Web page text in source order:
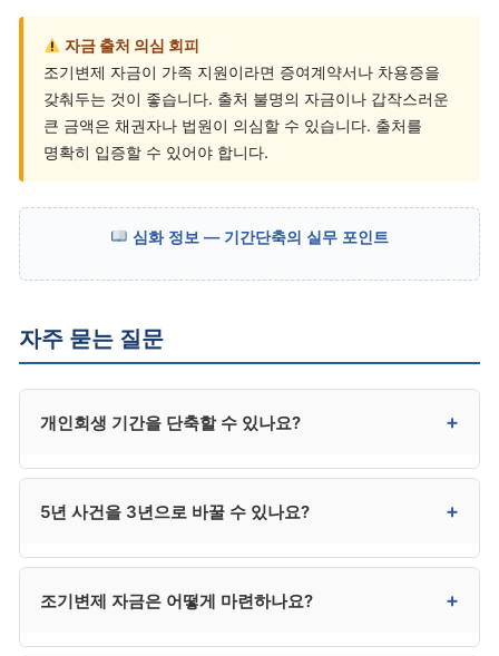
자금 출처 의심 회피
조기변제 자금이 가족 지원이라면 증여계약서나 차용증을
갖춰두는 것이 좋습니다. 출처 불명의 자금이나 갑작스러운
큰 금액은 채권자나 법원이 의심할 수 있습니다. 출처를
명확히 입증할 수 있어야 합니다.
심화 정보 — 기간단축의 실무 포인트
자주 묻는 질문
개인회생 기간을 단축할 수 있나요? +
단축이 가능합니다. 모든 경우 법원 허가가 필요하며,
5년 사건을 3년으로 바꿀 수 있나요? +
신청이 가능합니다. 다만 모든 사건이 자동 단축되는
조기변제 자금은 어떻게 마련하나요? +